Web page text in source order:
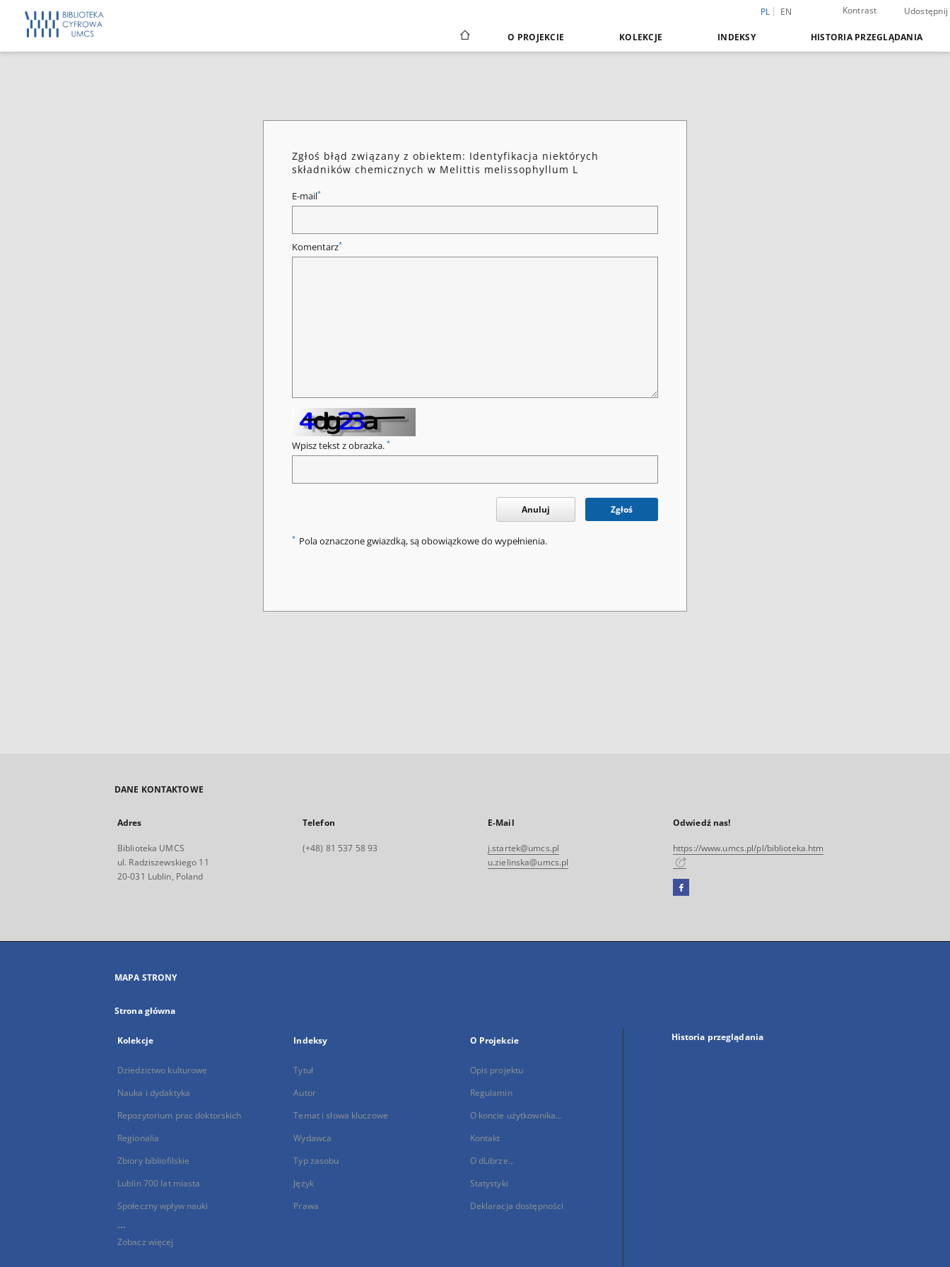
PL EN Kontrast Udostępnij
O PROJEKCIE KOLEKCJE INDEKSY HISTORIA PRZEGLĄDANIA
Zgłoś błąd związany z obiektem: Identyfikacja niektórych
składników chemicznych w Melittis melissophyllum L
E-mail*
Komentarz*
Wpisz tekst z obrazka. *
Anuluj Zgłoś
* Pola oznaczone gwiazdką, są obowiązkowe do wypełnienia.
DANE KONTAKTOWE
Adres
Biblioteka UMCS
ul. Radziszewskiego 11
20-031 Lublin, Poland
Telefon
(+48) 81 537 58 93
E-Mail
j.startek@umcs.pl
u.zielinska@umcs.pl
Odwiedź nas!
https://www.umcs.pl/pl/biblioteka.htm
Facebook
się
MAPA STRONY
Strona główna
Kolekcje
Dziedzictwo kulturowe
Nauka i dydaktyka
Repozytorium prac doktorskich
Regionalia
Zbiory bibliofilskie
Lublin 700 lat miasta
Społeczny wpływ nauki
...
Zobacz więcej
Indeksy
Tytuł
Autor
Temat i słowa kluczowe
Wydawca
Typ zasobu
Język
Prawa
O Projekcie
Opis projektu
Regulamin
O koncie użytkownika...
Kontakt
O dLibrze...
Statystyki
Deklaracja dostępności
Historia przeglądania